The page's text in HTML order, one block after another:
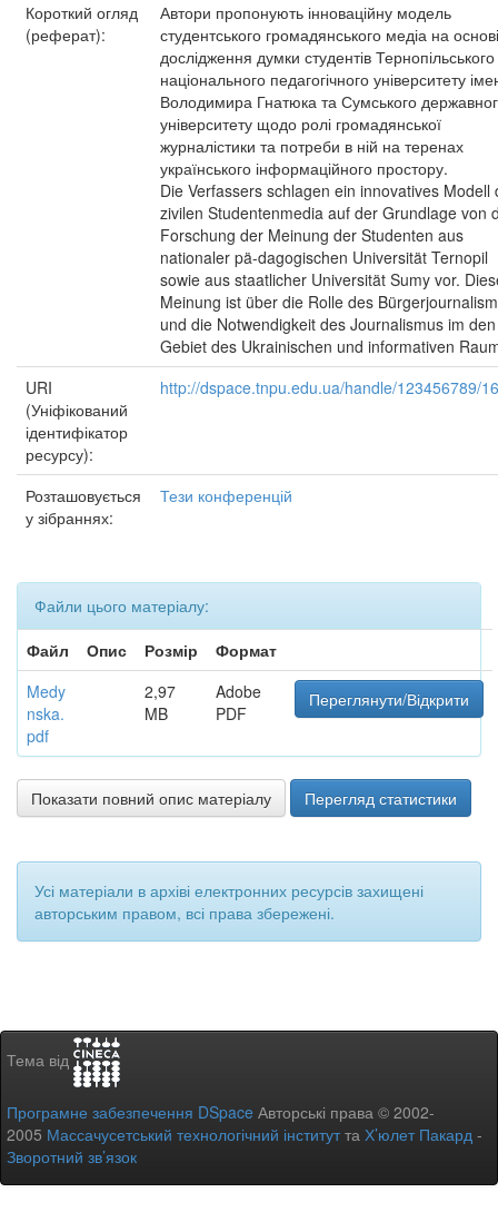
Короткий огляд
(реферат):
Автори пропонують інноваційну модель
студентського громадянського медіа на основі
дослідження думки студентів Тернопільського
національного педагогічного університету
Володимира Гнатюка та Сумського
університету щодо ролі громадянської
журналістики та потреби в ній на теренах
українського інформаційного простору.
Die Verfassers schlagen ein innovatives Modell
zivilen Studentenmedia auf der Grundlage von
Forschung der Meinung der Studenten aus
nationaler pä-dagogischen Universität Ternopil
sowie aus staatlicher Universität Sumy vor.
Meinung ist über die Rolle des
und die Notwendigkeit des Journalismus im den
Gebiet des Ukrainischen und informativen
URI
(Уніфікований
ідентифікатор
ресурсу):
http://dspace.tnpu.edu.ua/handle/123456789/
Розташовується
у зібраннях:
Тези конференцій
Файли цього матеріалу:
Файл
Опис Розмір
Формат
Medy
nska.
pdf
2,97
MB
Adobe
PDF
Переглянути/Відкрити
Показати повний опис матеріалу Перегляд статистики
Усі матеріали в архіві електронних ресурсів захищені
авторським правом, всі права збережені.
Тема від
Програмне забезпечення DSpace Авторські права © 2002-
2005 Массачусетський технологічний інститутта Х’юлет Пакард -
Зворотний зв’язок